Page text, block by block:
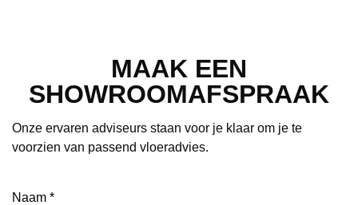
MAAK EEN
SHOWROOMAFSPRAAK
Onze ervaren adviseurs staan voor je klaar om je te
voorzien van passend vloeradvies.
Naam (Vereist)